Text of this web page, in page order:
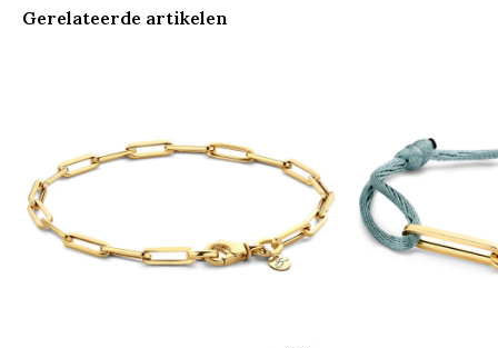
Gerelateerde artikelen